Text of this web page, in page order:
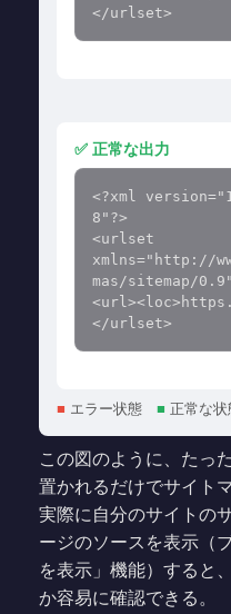
</urlset>
✅ 正常な出力
<?xml
8"?>
<urlset
xmlns="http://
mas/sitemap/
</urlset>
■ エラー状態 ■ 正常な
この図のように、たっ
置かれるだけでサイト
実際に自分のサイトの
ージのソースを表示（
を表示」機能）すると
か容易に確認できる。